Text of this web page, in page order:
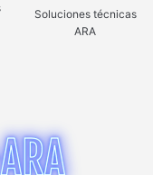
Soluciones técnicas
ARA